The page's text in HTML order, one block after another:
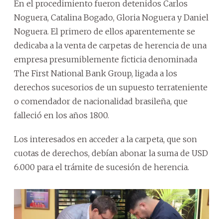
En el procedimiento fueron detenidos Carlos
Noguera, Catalina Bogado, Gloria Noguera y Daniel
Noguera. El primero de ellos aparentemente se
dedicaba a la venta de carpetas de herencia de una
empresa presumiblemente ficticia denominada
The First National Bank Group, ligada a los
derechos sucesorios de un supuesto terrateniente
o comendador de nacionalidad brasileña, que
falleció en los años 1800.
Los interesados en acceder a la carpeta, que son
cuotas de derechos, debían abonar la suma de USD
6.000 para el trámite de sucesión de herencia.